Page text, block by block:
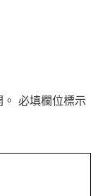
必填欄位標示